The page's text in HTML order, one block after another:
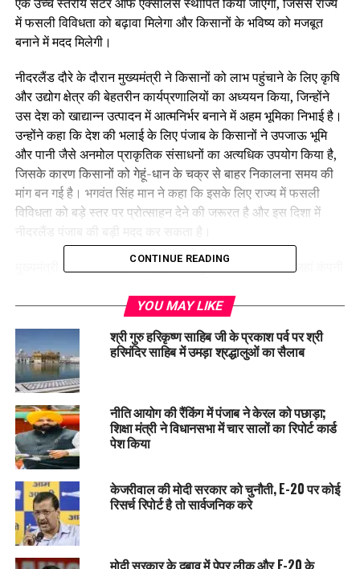
में फसली विविधता को बढ़ावा मिलेगा और किसानों के भविष्य को मजबूत
बनाने में मदद मिलेगी।
नीदरलैंड दौरे के दौरान मुख्यमंत्री ने किसानों को लाभ पहुंचाने के लिए कृषि
और उद्योग क्षेत्र की बेहतरीन कार्यप्रणालियों का अध्ययन किया, जिन्होंने
उस देश को खाद्यान्न उत्पादन में आत्मनिर्भर बनाने में अहम भूमिका निभाई है।
उन्होंने कहा कि देश की भलाई के लिए पंजाब के किसानों ने उपजाऊ भूमि
और पानी जैसे अनमोल प्राकृतिक संसाधनों का अत्यधिक उपयोग किया है,
जिसके कारण किसानों को गेहूं-धान के चक्र से बाहर निकालना समय की
मांग बन गई है। भगवंत सिंह मान ने कहा कि इसके लिए राज्य में फसली
विविधता को बड़े स्तर पर प्रोत्साहन देने की जरूरत है और इस दिशा में
मुख्यमंत्री ने रॉटरडैम में एलटी फूड्स की सुविधा का दौरा किया, जहां कंपनी
साथ मजबूत संबंधों की जानकारी दी। उन्होंने टिकाऊ खेती की आवश्यकता
पर जोर देते हुए कहा कि अंतरराष्ट्रीय मानकों पर खरा उतरने के लिए
कीटनाशकों के उपयोग में कमी लाना और वैश्विक बाजार में बासमती चावल
को बढ़ावा देना जरूरी है। भगवंत सिंह मान के प्रयासों से एलटी फूड्स ने
पंजाब में बासमती चावल के लिए सेंटर ऑफ एक्सीलेंस स्थापित करने तथा
सुनिश्चित खरीद और कम कीटनाशक उपयोग वाली खेती को बढ़ावा देने का
भरोसा दिया।
मुख्यमंत्री ने शोध और टिकाऊ खेती पद्धतियों के लिए डच बहुराष्ट्रीय
कंपनियों और पंजाब कृषि विश्वविद्यालय (पीएयू) के बीच सहयोग मजबूत
करने की वकालत की। उन्होंने कहा कि घटते मुनाफे के कारण खेती अब
लाभकारी व्यवसाय नहीं रह गई है, जिससे किसानों को जीवनयापन में
कठिनाइयों का सामना करना पड़ रहा है। भगवंत सिंह मान ने कहा कि
CONTINUE READING
YOU MAY LIKE
श्री गुरु हरिकृष्ण साहिब जी के प्रकाश पर्व पर श्री
हरिमंदिर साहिब में उमड़ा श्रद्धालुओं का सैलाब
नीति आयोग की रैंकिंग में पंजाब ने केरल को पछाड़ा;
शिक्षा मंत्री ने विधानसभा में चार सालों का रिपोर्ट कार्ड
पेश किया
केजरीवाल की मोदी सरकार को चुनौती, E-20 पर कोई
रिसर्च रिपोर्ट है तो सार्वजनिक करे
मोदी सरकार के दबाव में पेपर लीक और E-20 के